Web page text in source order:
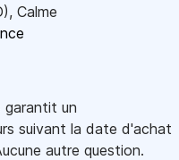
), Calme
garantit un
suivant la date d'achat
autre question.